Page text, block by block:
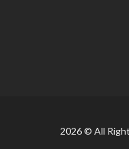
2026 © All